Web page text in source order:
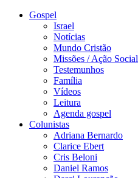
Gospel
Israel
Notícias
Mundo Cristão
Missões / Ação Social
Testemunhos
Família
Vídeos
Leitura
Agenda gospel
Colunistas
Adriana Bernardo
Clarice Ebert
Cris Beloni
Daniel Ramos